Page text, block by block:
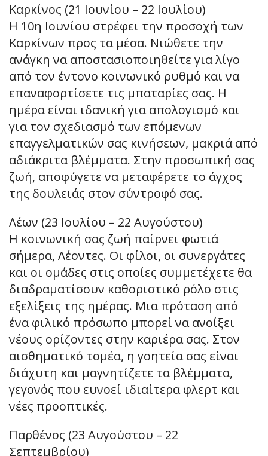
Καρκίνος (21 Ιουνίου – 22 Ιουλίου)
Η 10η Ιουνίου στρέφει την προσοχή των
Καρκίνων προς τα μέσα. Νιώθετε την
ανάγκη να αποστασιοποιηθείτε για λίγο
από τον έντονο κοινωνικό ρυθμό και να
επαναφορτίσετε τις μπαταρίες σας. Η
ημέρα είναι ιδανική για απολογισμό και
για τον σχεδιασμό των επόμενων
επαγγελματικών σας κινήσεων, μακριά από
αδιάκριτα βλέμματα. Στην προσωπική σας
ζωή, αποφύγετε να μεταφέρετε το άγχος
της δουλειάς στον σύντροφό σας.
Λέων (23 Ιουλίου – 22 Αυγούστου)
Η κοινωνική σας ζωή παίρνει φωτιά
σήμερα, Λέοντες. Οι φίλοι, οι συνεργάτες
και οι ομάδες στις οποίες συμμετέχετε θα
διαδραματίσουν καθοριστικό ρόλο στις
εξελίξεις της ημέρας. Μια πρόταση από
ένα φιλικό πρόσωπο μπορεί να ανοίξει
νέους ορίζοντες στην καριέρα σας. Στον
αισθηματικό τομέα, η γοητεία σας είναι
διάχυτη και μαγνητίζετε τα βλέμματα,
γεγονός που ευνοεί ιδιαίτερα φλερτ και
νέες προοπτικές.
Παρθένος (23 Αυγούστου – 22
Σεπτεμβρίου)